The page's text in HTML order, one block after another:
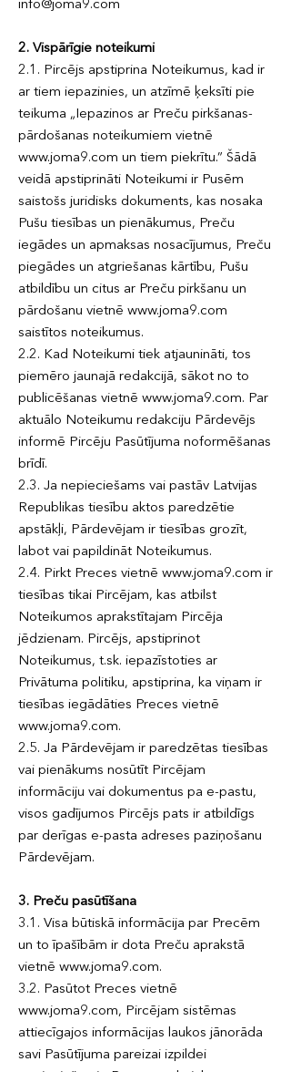
2. Vispārīgie noteikumi
2.1. Pircējs apstiprina Noteikumus, kad ir
ar tiem iepazinies, un atzīmē ķeksīti pie
teikuma „Iepazinos ar Preču pirkšanas-
pārdošanas noteikumiem vietnē
www.joma9.com un tiem piekrītu.” Šādā
veidā apstiprināti Noteikumi ir Pusēm
saistošs juridisks dokuments, kas nosaka
Pušu tiesības un pienākumus, Preču
iegādes un apmaksas nosacījumus, Preču
piegādes un atgriešanas kārtību, Pušu
atbildību un citus ar Preču pirkšanu un
pārdošanu vietnē www.joma9.com
saistītos noteikumus.
2.2. Kad Noteikumi tiek atjaunināti, tos
piemēro jaunajā redakcijā, sākot no to
publicēšanas vietnē www.joma9.com. Par
aktuālo Noteikumu redakciju Pārdevējs
informē Pircēju Pasūtījuma noformēšanas
brīdī.
2.3. Ja nepieciešams vai pastāv Latvijas
Republikas tiesību aktos paredzētie
apstākļi, Pārdevējam ir tiesības grozīt,
labot vai papildināt Noteikumus.
2.4. Pirkt Preces vietnē www.joma9.com ir
tiesības tikai Pircējam, kas atbilst
Noteikumos aprakstītajam Pircēja
jēdzienam. Pircējs, apstiprinot
Noteikumus, t.sk. iepazīstoties ar
Privātuma politiku, apstiprina, ka viņam ir
tiesības iegādāties Preces vietnē
www.joma9.com.
2.5. Ja Pārdevējam ir paredzētas tiesības
vai pienākums nosūtīt Pircējam
informāciju vai dokumentus pa e-pastu,
visos gadījumos Pircējs pats ir atbildīgs
par derīgas e-pasta adreses paziņošanu
Pārdevējam.
3. Preču pasūtīšana
3.1. Visa būtiskā informācija par Precēm
un to īpašībām ir dota Preču aprakstā
vietnē www.joma9.com.
3.2. Pasūtot Preces vietnē
www.joma9.com, Pircējam sistēmas
attiecīgajos informācijas laukos jānorāda
savi Pasūtījuma pareizai izpildei